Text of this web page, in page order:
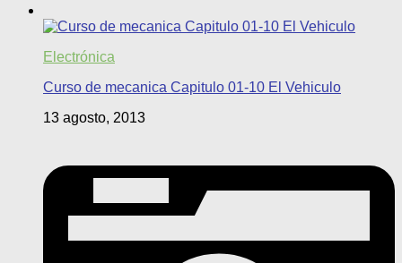
Electrónica
Curso de mecanica Capitulo 01-10 El Vehiculo
13 agosto, 2013